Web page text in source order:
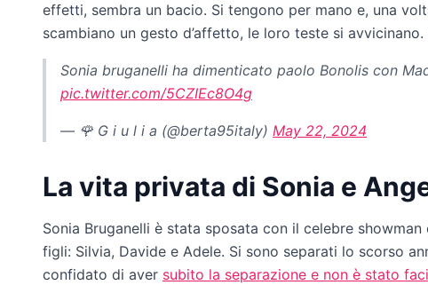
effetti, sembra un bacio. Si tengono per mano e, una
scambiano un gesto d’affetto, le loro teste si
Sonia bruganelli ha dimenticato paolo Bonolis con
pic.twitter.com/5CZIEc8O4g
— 🌹 G i u l i a (@berta95italy) May 22, 2024
La vita privata di Sonia e
Sonia Bruganelli è stata sposata con il celebre
figli: Silvia, Davide e Adele. Si sono separati lo scorso
confidato di aver subito la separazione e non è stato